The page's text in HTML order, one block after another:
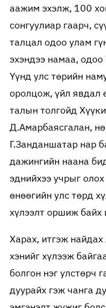
аажим эхэлж, 100
сонгуулиар гаарч,
талцал одоо улам
эхэндээ намаа,
Үүнд улс төрийн
оролцож, үйл явдал
талын толгойд
Д.Амарбаясгалан,
Г.Занданшатар нар
дажингийн наана
эднийхээ учрыг
өнөөгийн улс төрд
хүлээлт оршиж байх
Харах, итгэж
хэнийг хүлээж
болгон нэг улстөрч
дуурайх гэж чанга